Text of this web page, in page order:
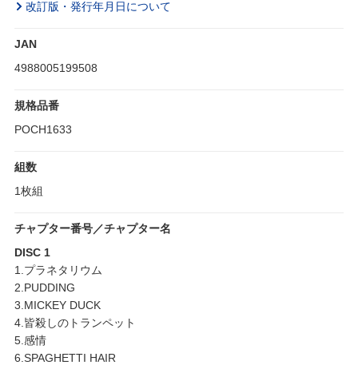
改訂版・発行年月日について
JAN
4988005199508
規格品番
POCH1633
組数
1枚組
チャプター番号／チャプター名
DISC 1
1.プラネタリウム
2.PUDDING
3.MICKEY DUCK
4.皆殺しのトランペット
5.感情
6.SPAGHETTI HAIR